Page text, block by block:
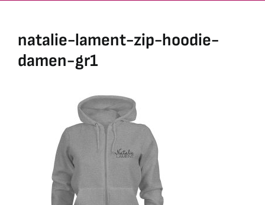
Geschenk-Gutscheine
natalie-lament-zip-hoodie-
damen-gr1